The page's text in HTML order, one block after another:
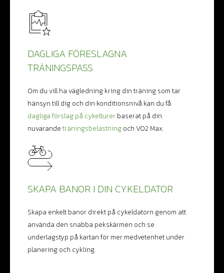
DAGLIGA FÖRESLAGNA
TRÄNINGSPASS
Om du vill ha vägledning kring din träning som tar
hänsyn till dig och din konditionsnivå kan du få
dagliga förslag på cykelturer baserat på din
nuvarande träningsbelastning och VO2 Max.
SKAPA BANOR I DIN CYKELDATOR
Skapa enkelt banor direkt på cykeldatorn genom att
använda den snabba pekskärmen och se
underlagstyp på kartan för mer medvetenhet under
planering och cykling.